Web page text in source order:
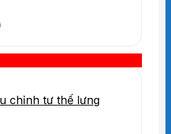
chỉnh tư thế lưng